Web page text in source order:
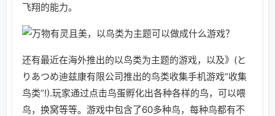
飞翔的能力。
还有最近在海外推出的以鸟类为主题的游戏，以及》(と
りあつめ迪兹康有限公司推出的鸟类收集手机游戏“收集
鸟类”!).玩家通过点击鸟蛋孵化出各种各样的鸟，可以喂
鸟，换窝等等。游戏中包含了60多种鸟，每种鸟都有不